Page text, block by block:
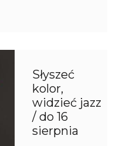
Słyszeć
kolor,
widzieć jazz
/ do 16
sierpnia